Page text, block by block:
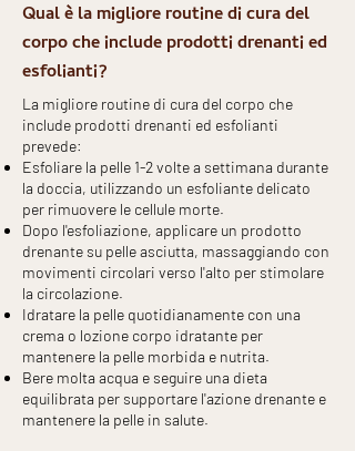
Qual è la migliore routine di cura del
corpo che include prodotti drenanti ed
esfolianti?
La migliore routine di cura del corpo che
include prodotti drenanti ed esfolianti
prevede:
Esfoliare la pelle 1-2 volte a settimana durante
la doccia, utilizzando un esfoliante delicato
per rimuovere le cellule morte.
Dopo l'esfoliazione, applicare un prodotto
drenante su pelle asciutta, massaggiando con
movimenti circolari verso l'alto per stimolare
la circolazione.
Idratare la pelle quotidianamente con una
crema o lozione corpo idratante per
mantenere la pelle morbida e nutrita.
Bere molta acqua e seguire una dieta
equilibrata per supportare l'azione drenante e
mantenere la pelle in salute.